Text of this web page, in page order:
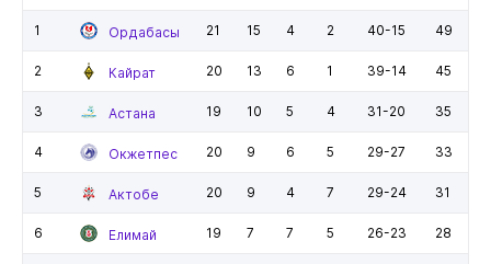
1 Ордабасы 21 15 4 2 40-15 49
2 Кайрат 20 13 6 1 39-14 45
3 Астана 19 10 5 4 31-20 35
4 Окжетпес 20 9 6 5 29-27 33
5 Актобе 20 9 4 7 29-24 31
6 Елимай 19 7 7 5 26-23 28